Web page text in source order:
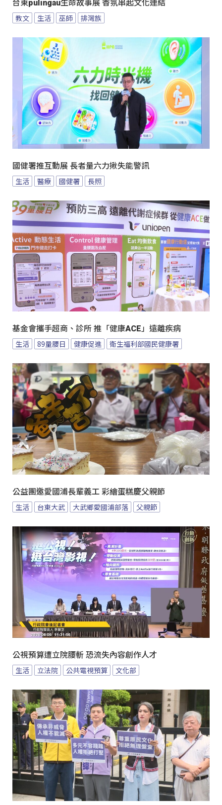
台東pulingau生命故事展 香氛串起文化連結
教文 生活 巫師 排灣族
國健署推互動展 長者量六力揪失能警訊
生活 醫療 國健署 長照
基金會攜手超商、診所 推「健康ACE」遠離疾病
生活 89量腰日 健康促進 衛生福利部國民健康署
公益團邀愛國浦長輩義工 彩繪蛋糕慶父親節
生活 台東大武 大武鄉愛國浦部落 父親節
公視預算遭立院腰斬 恐流失內容創作人才
生活 立法院 公共電視預算 文化部